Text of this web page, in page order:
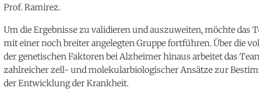
Prof. Ramirez.
Um die Ergebnisse zu validieren und auszuweiten, möchte das
mit einer noch breiter angelegten Gruppe fortführen. Über die
der genetischen Faktoren bei Alzheimer hinaus arbeitet das
zahlreicher zell- und molekularbiologischer Ansätze zur
der Entwicklung der Krankheit.